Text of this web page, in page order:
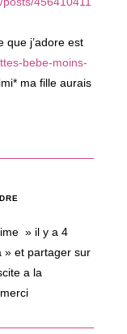
que j’adore est
bebe-moins-
ma fille aurais
» il y a 4
» et partager sur
a la